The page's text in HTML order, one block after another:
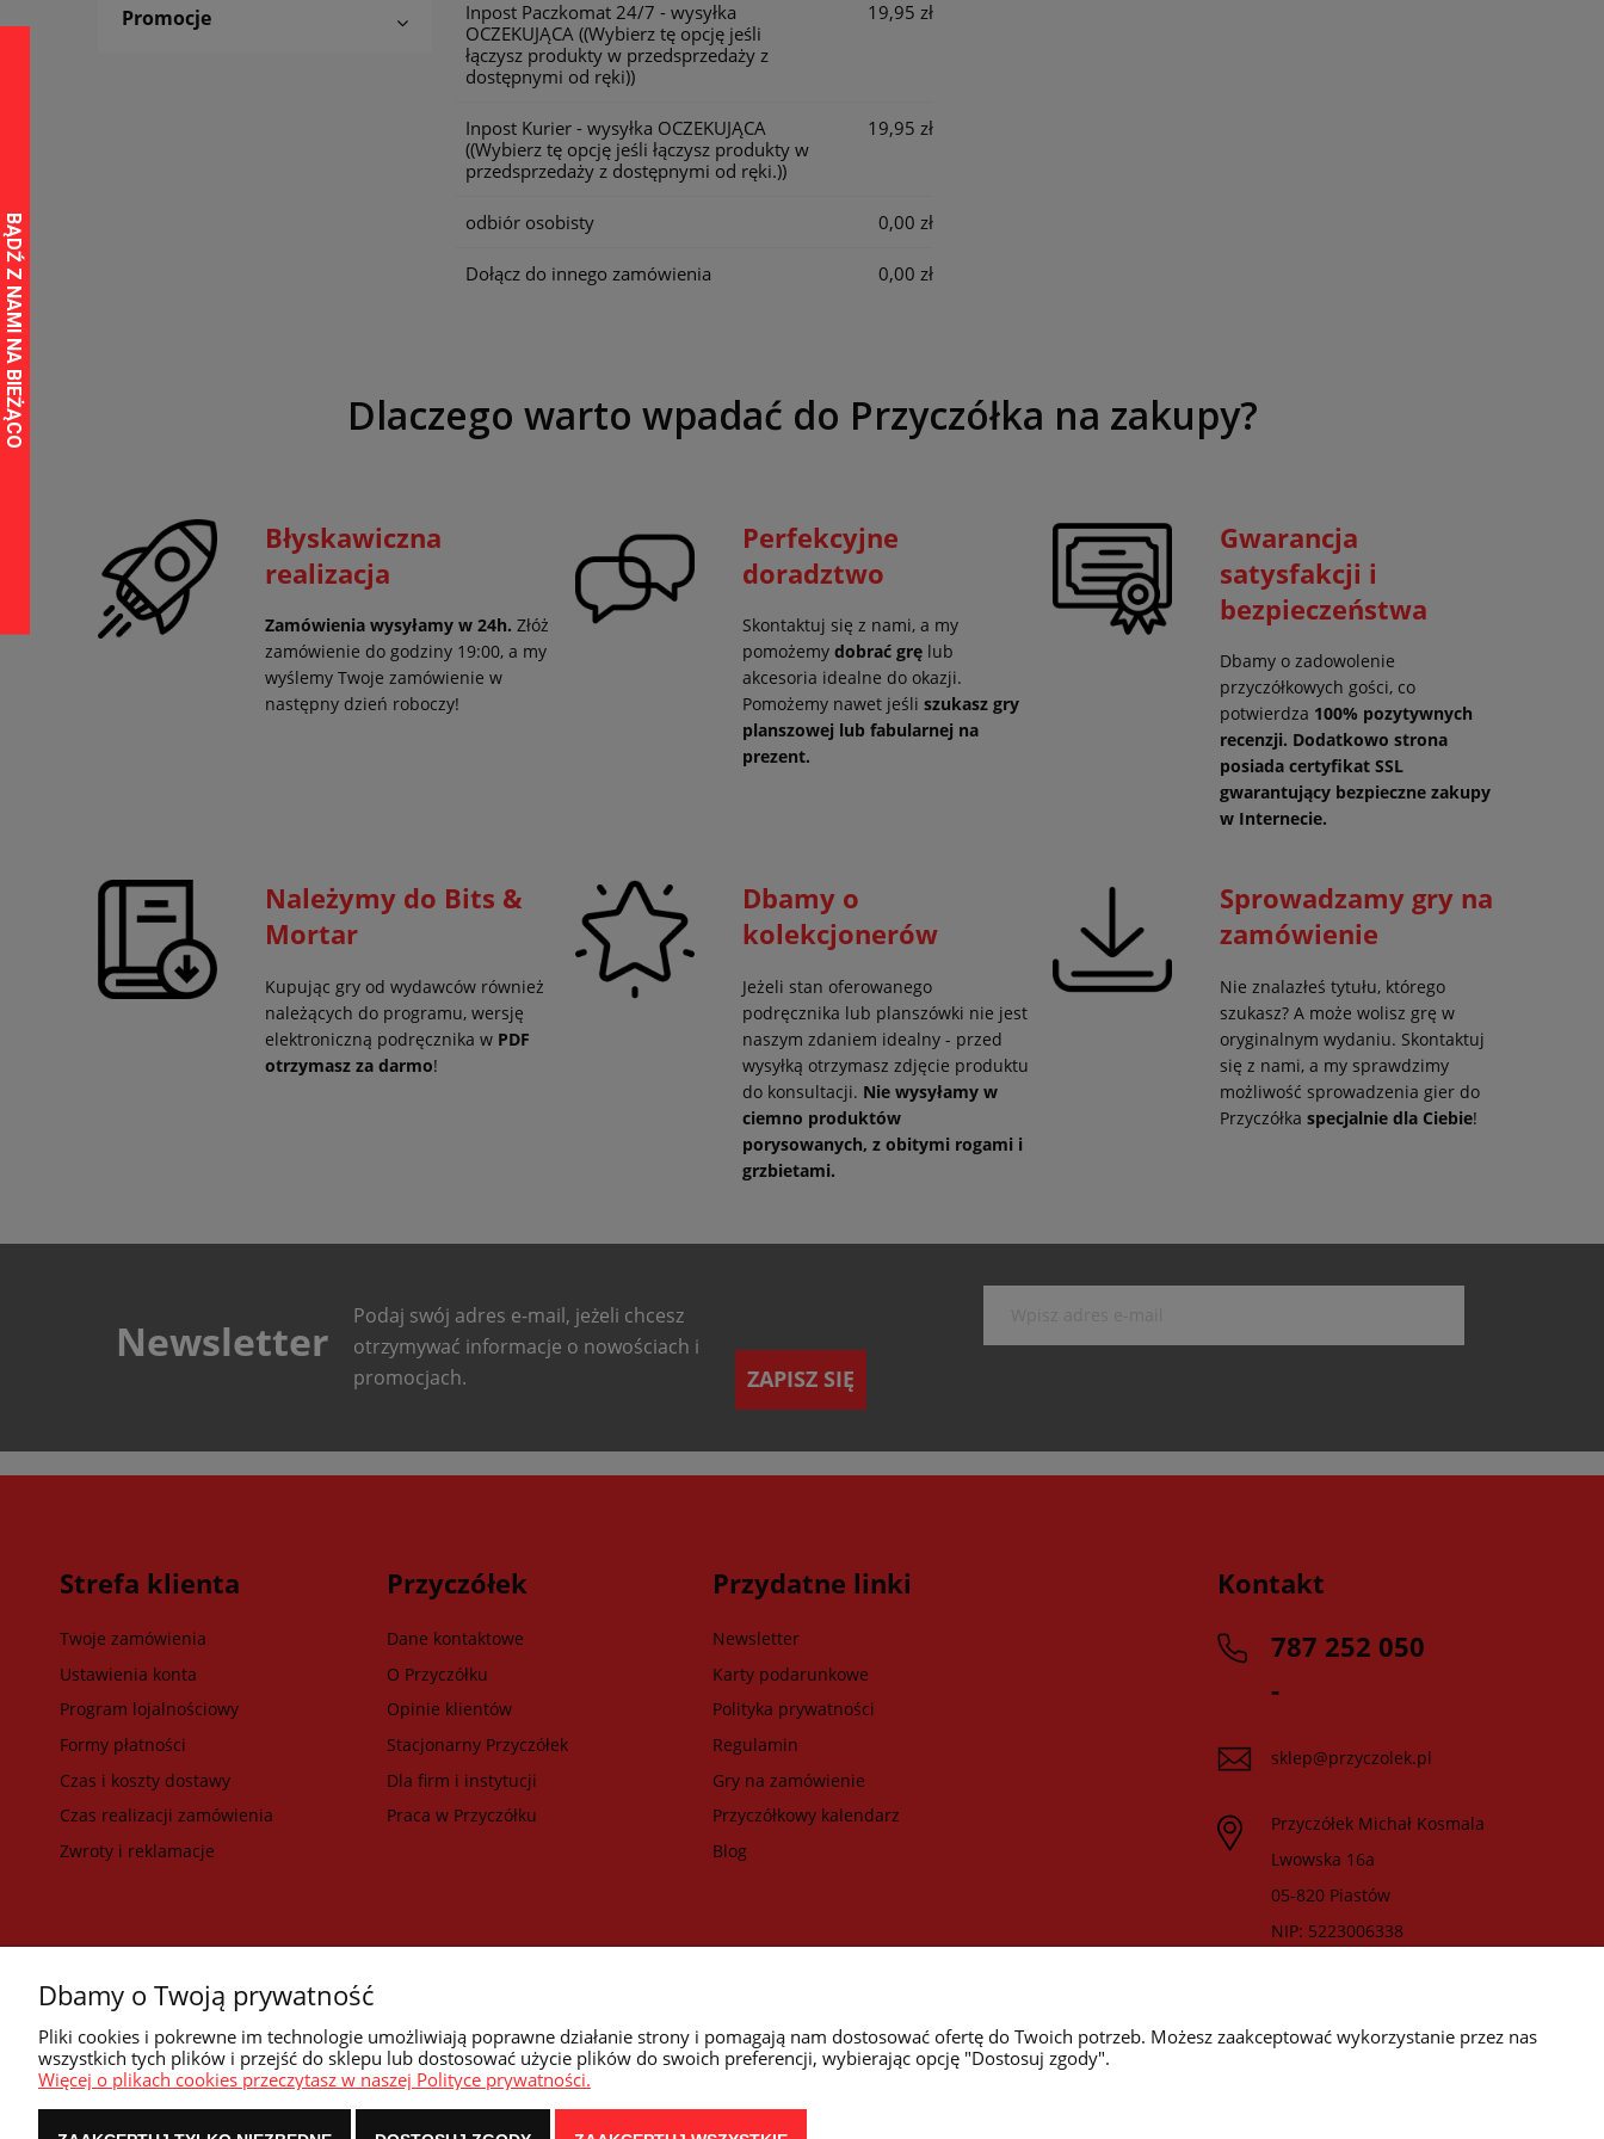
Promocje
Inpost Paczkomat 24/7 - wysyłka
OCZEKUJĄCA((Wybierz tę opcję jeśli
łączysz produkty w przedsprzedaży z
dostępnymi od ręki))
19,95 zł
Inpost Kurier - wysyłka OCZEKUJĄCA
((Wybierz tę opcję jeśli łączysz produkty w
przedsprzedaży z dostępnymi od ręki.))
19,95 zł
odbiór osobisty 0,00 zł
Dołącz do innego zamówienia 0,00 zł
Dlaczego warto wpadać do Przyczółka na zakupy?
Błyskawiczna
realizacja
Zamówienia wysyłamy w 24h. Złóż
zamówienie do godziny 19:00, a my
wyślemy Twoje zamówienie w
następny dzień roboczy!
Perfekcyjne
doradztwo
Skontaktuj się z nami, a my
pomożemy dobrać grę lub
akcesoria idealne do okazji.
Pomożemy nawet jeśli szukasz gry
planszowej lub fabularnej na
prezent.
Gwarancja
satysfakcji i
bezpieczeństwa
Dbamy o zadowolenie
przyczółkowych gości, co
potwierdza 100% pozytywnych
recenzji. Dodatkowo strona
posiada certyfikat SSL
gwarantujący bezpieczne zakupy
w Internecie.
Należymy do Bits &
Mortar
Kupując gry od wydawców również
należących do programu, wersję
elektroniczną podręcznika w PDF
otrzymasz za darmo!
Dbamy o
kolekcjonerów
Jeżeli stan oferowanego
podręcznika lub planszówki nie jest
naszym zdaniem idealny - przed
wysyłką otrzymasz zdjęcie produktu
do konsultacji. Nie wysyłamy w
ciemno produktów
porysowanych, z obitymi rogami i
grzbietami.
Sprowadzamy gry na
zamówienie
Nie znalazłeś tytułu, którego
szukasz? A może wolisz grę w
oryginalnym wydaniu. Skontaktuj
się z nami, a my sprawdzimy
możliwość sprowadzenia gier do
Przyczółka specjalnie dla Ciebie!
Newsletter
Podaj swój adres e-mail, jeżeli chcesz
otrzymywać informacje o nowościach i
promocjach.
ZAPISZ SIĘ
Strefa klienta
Twoje zamówienia
Ustawienia konta
Program lojalnościowy
Formy płatności
Czas i koszty dostawy
Czas realizacji zamówienia
Zwroty i reklamacje
Przyczółek
Dane kontaktowe
O Przyczółku
Opinie klientów
Stacjonarny Przyczółek
Dla firm i instytucji
Praca w Przyczółku
Przydatne linki
Newsletter
Karty podarunkowe
Polityka prywatności
Regulamin
Gry na zamówienie
Przyczółkowy kalendarz
Blog
Kontakt
787 252 050
-
sklep@przyczolek.pl
Przyczółek Michał Kosmala
Lwowska 16a
05-820 Piastów
NIP: 5223006338
NASZE ODZNAKI
Dbamy o Twoją prywatność
Pliki cookies i pokrewne im technologie umożliwiają poprawne działanie strony i pomagają nam dostosować ofertę do Twoich potrzeb. Możesz zaakceptować wykorzystanie przez nas
wszystkich tych plików i przejść do sklepu lub dostosować użycie plików do swoich preferencji, wybierając opcję "Dostosuj zgody".
Więcej o plikach cookies przeczytasz w naszej Polityce prywatności.